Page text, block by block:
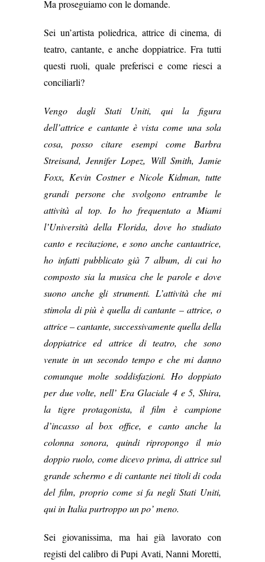
Ma proseguiamo con le domande.
Sei un’artista poliedrica, attrice di cinema, di
teatro, cantante, e anche doppiatrice. Fra tutti
questi ruoli, quale preferisci e come riesci a
conciliarli?
Vengo dagli Stati Uniti, qui la figura
dell’attrice e cantante è vista come una sola
cosa, posso citare esempi come Barbra
Streisand, Jennifer Lopez, Will Smith, Jamie
Foxx, Kevin Costner e Nicole Kidman, tutte
grandi persone che svolgono entrambe le
attività al top. Io ho frequentato a Miami
l’Università della Florida, dove ho studiato
canto e recitazione, e sono anche cantautrice,
ho infatti pubblicato già 7 album, di cui ho
composto sia la musica che le parole e dove
suono anche gli strumenti. L’attività che mi
stimola di più è quella di cantante – attrice, o
attrice – cantante, successivamente quella della
doppiatrice ed attrice di teatro, che sono
venute in un secondo tempo e che mi danno
comunque molte soddisfazioni. Ho doppiato
per due volte, nell’ Era Glaciale 4 e 5, Shira,
la tigre protagonista, il film è campione
d’incasso al box office, e canto anche la
colonna sonora, quindi ripropongo il mio
doppio ruolo, come dicevo prima, di attrice sul
grande schermo e di cantante nei titoli di coda
del film, proprio come si fa negli Stati Uniti,
qui in Italia purtroppo un po’ meno.
Sei giovanissima, ma hai già lavorato con
registi del calibro di Pupi Avati, Nanni Moretti,